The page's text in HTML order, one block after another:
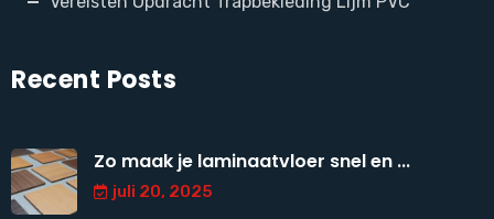
Recent Posts
Zo maak je laminaatvloer snel en ...
juli 20, 2025